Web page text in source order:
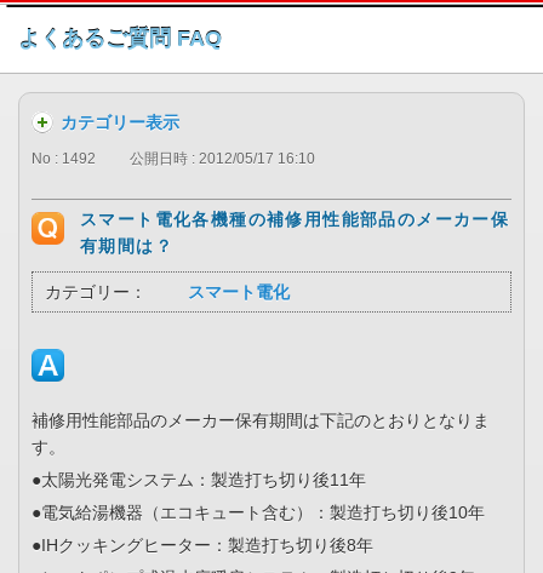
このページの本文へ
よくあるご質問 FAQ
カテゴリー表示
No : 1492 公開日時 : 2012/05/17 16:10
スマート電化各機種の補修用性能部品のメーカー保
有期間は？
カテゴリー： スマート電化
補修用性能部品のメーカー保有期間は下記のとおりとなりま
す。
●太陽光発電システム：製造打ち切り後11年
●電気給湯機器（エコキュート含む）：製造打ち切り後10年
●IHクッキングヒーター：製造打ち切り後8年